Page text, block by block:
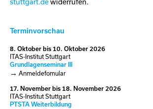
Terminvorschau
8. Oktober bis 10. Oktober 2026
ITAS-Institut Stuttgart
Grundlagenseminar III
Anmeldefomular
17. November bis 18. November 2026
ITAS-Institut Stuttgart
PTSTA Weiterbildung